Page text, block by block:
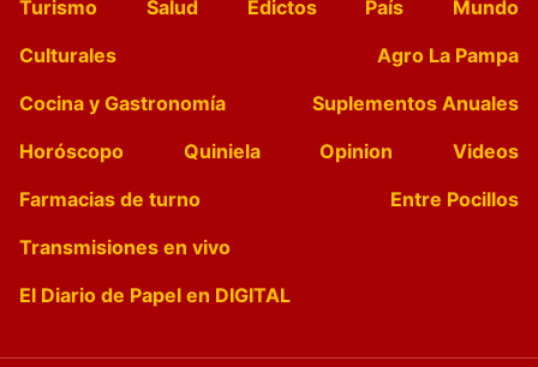
Turismo
Salud Edictos País
Mundo
Culturales
Agro La Pampa
Cocina y Gastronomía
Suplementos Anuales
Horóscopo
Quiniela Opinion
Videos
Farmacias de turno
Entre Pocillos
Transmisiones en vivo
El Diario de Papel en DIGITAL